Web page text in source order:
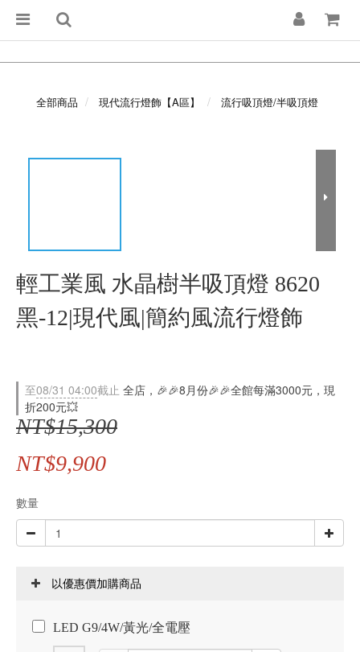
全部商品 現代流行燈飾【A區】 流行吸頂燈/半吸頂燈
輕工業風 水晶樹半吸頂燈 8620
黑-12|現代風|簡約風流行燈飾
至08/31 04:00截止 全店，🎉🎉8月份🎉🎉全館每滿3000元，現
折200元💥
NT$15,300
NT$9,900
數量
以優惠價加購商品
LED G9/4W/黃光/全電壓